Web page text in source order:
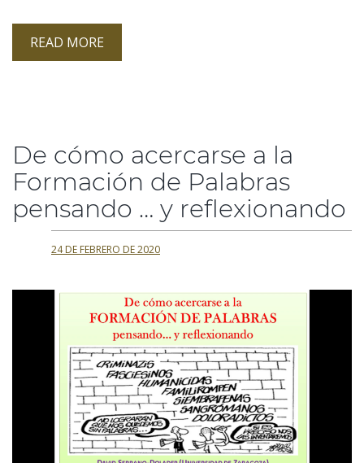
READ MORE
De cómo acercarse a la
Formación de Palabras
pensando … y reflexionando
24 DE FEBRERO DE 2020